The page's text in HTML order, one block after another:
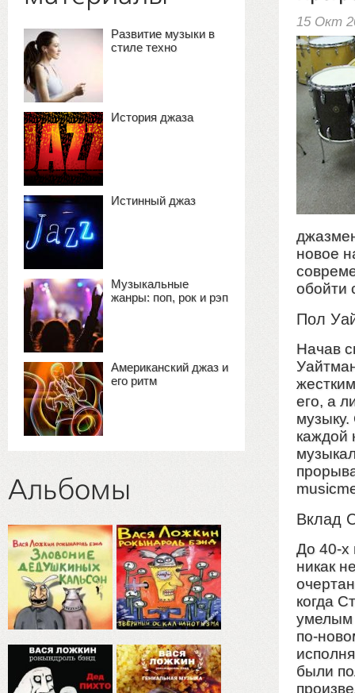
Развитие музыки в
стиле техно
История джаза
Истинный джаз
Музыкальные
жанры: поп, рок и рэп
Американский джаз и
его ритм
Альбомы
15 Окт
новое
обойти
Пол
Начав
его, а
каждой
Вклад
До 40-х
никак
когда
умелым
по-
были